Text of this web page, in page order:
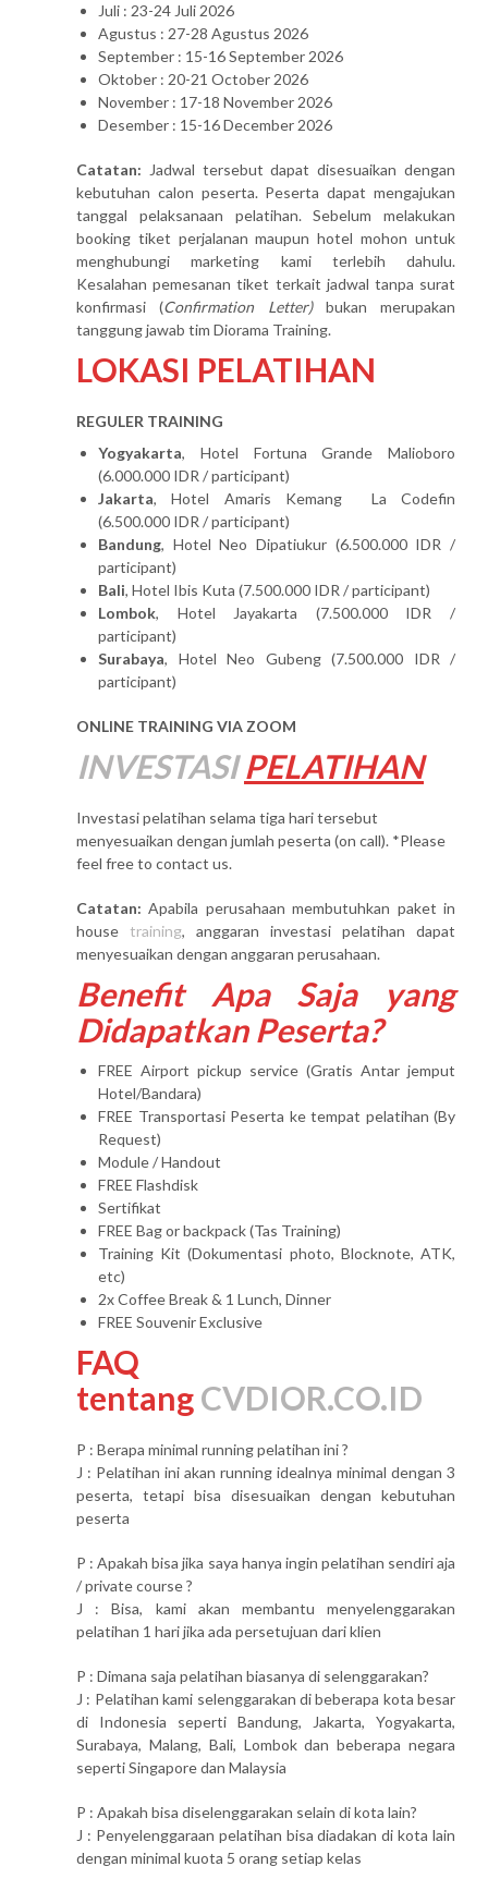
Juli : 23-24 Juli 2026
Agustus : 27-28 Agustus 2026
September : 15-16 September 2026
Oktober : 20-21 October 2026
November : 17-18 November 2026
Desember : 15-16 December 2026
Catatan: Jadwal tersebut dapat disesuaikan dengan
kebutuhan calon peserta. Peserta dapat mengajukan
tanggal pelaksanaan pelatihan. Sebelum melakukan
booking tiket perjalanan maupun hotel mohon untuk
menghubungi marketing kami terlebih dahulu.
Kesalahan pemesanan tiket terkait jadwal tanpa surat
konfirmasi (Confirmation Letter)bukan merupakan
tanggung jawab tim Diorama Training.
LOKASI PELATIHAN
REGULER TRAINING
Yogyakarta, Hotel Fortuna Grande Malioboro
(6.000.000 IDR / participant)
Jakarta, Hotel Amaris Kemang La Codefin
(6.500.000 IDR / participant)
Bandung, Hotel Neo Dipatiukur (6.500.000 IDR /
participant)
Bali, Hotel Ibis Kuta (7.500.000 IDR / participant)
Lombok, Hotel Jayakarta (7.500.000 IDR /
participant)
Surabaya, Hotel Neo Gubeng (7.500.000 IDR /
participant)
ONLINE TRAINING VIA ZOOM
INVESTASI PELATIHAN
Investasi pelatihan selama tiga hari tersebut
menyesuaikan dengan jumlah peserta (on call). *Please
feel free to contact us.
Catatan: Apabila perusahaan membutuhkan paket in
house training, anggaran investasi pelatihan dapat
menyesuaikan dengan anggaran perusahaan.
Benefit Apa Saja yang
Didapatkan Peserta?
FREE Airport pickup service (Gratis Antar jemput
Hotel/Bandara)
FREE Transportasi Peserta ke tempat pelatihan (By
Request)
Module / Handout
FREE Flashdisk
Sertifikat
FREE Bag or backpack (Tas Training)
Training Kit (Dokumentasi photo, Blocknote, ATK,
etc)
2x Coffee Break & 1 Lunch, Dinner
FREE Souvenir Exclusive
FAQ
tentangCVDIOR.CO.ID
P : Berapa minimal running pelatihan ini ?
J : Pelatihan ini akan running idealnya minimal dengan 3
peserta, tetapi bisa disesuaikan dengan kebutuhan
peserta
P : Apakah bisa jika saya hanya ingin pelatihan sendiri aja
/ private course ?
J : Bisa, kami akan membantu menyelenggarakan
pelatihan 1 hari jika ada persetujuan dari klien
P : Dimana saja pelatihan biasanya di selenggarakan?
J : Pelatihan kami selenggarakan di beberapa kota besar
di Indonesia seperti Bandung, Jakarta, Yogyakarta,
Surabaya, Malang, Bali, Lombok dan beberapa negara
seperti Singapore dan Malaysia
P : Apakah bisa diselenggarakan selain di kota lain?
J : Penyelenggaraan pelatihan bisa diadakan di kota lain
dengan minimal kuota 5 orang setiap kelas